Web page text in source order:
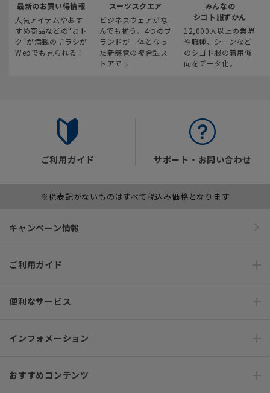
最新のお買い得情報
人気アイテムやおす
すめ商品などの“おト
ク“が満載のチラシが
Webでも見られる！
スーツスクエア
ビジネスウェアがな
んでも揃う、4つのブ
ランドが一体となっ
た新感覚の複合型ス
トアです
みんなの
シゴト服ずかん
12,000人以上の業界
や職種、シーンなど
のシゴト服の着用傾
向をデータ化。
ご利用ガイド サポート・お問い合わせ
※税表記がないものはすべて税込み価格となります
キャンペーン情報
ご利用ガイド
便利なサービス
インフォメーション
おすすめコンテンツ